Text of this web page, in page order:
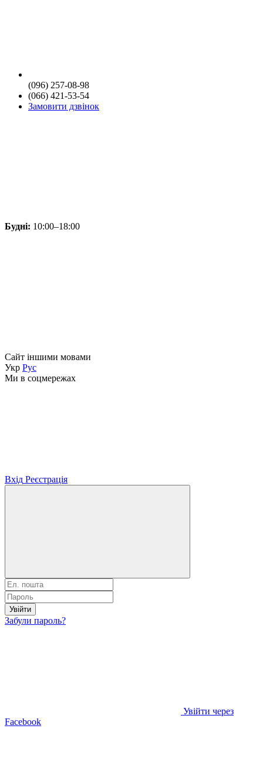
(096) 257-08-98
(066) 421-53-54
Замовити дзвінок
Будні: 10:00–18:00
Сайт іншими мовами
Укр Рус
Ми в соцмережах
Вхід Реєстрація
Увійти
Забули пароль?
Увійти через
Facebook